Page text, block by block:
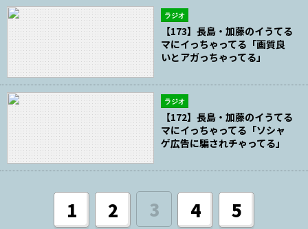
ラジオ
【173】長島・加藤のイうてる
マにイっちゃってる「画質良
いとアガっちゃってる」
ラジオ
【172】長島・加藤のイうてる
マにイっちゃってる「ソシャ
ゲ広告に騙されチゃってる」
1 2 3 4 5